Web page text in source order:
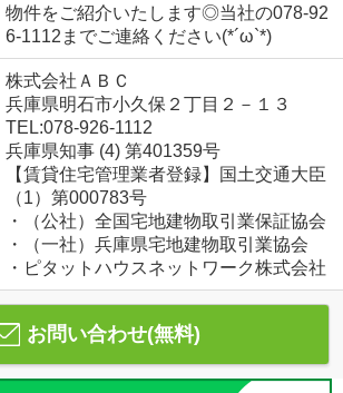
物件をご紹介いたします◎当社の078-92
6-1112までご連絡ください(*´ω`*)
株式会社ＡＢＣ
兵庫県明石市小久保２丁目２－１３
TEL:078-926-1112
兵庫県知事 (4) 第401359号
【賃貸住宅管理業者登録】国土交通大臣
（1）第000783号
・（公社）全国宅地建物取引業保証協会
・（一社）兵庫県宅地建物取引業協会
・ピタットハウスネットワーク株式会社
お問い合わせ(無料)